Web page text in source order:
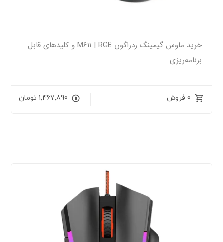
خرید ماوس گیمینگ ردراگون M611 | RGB و کلیدهای قابل
برنامه‌ریزی
0 فروش 1,467,890 تومان